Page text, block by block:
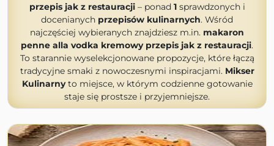
przepis jak z restauracji– ponad 1sprawdzonych i
docenianych przepisów kulinarnych. Wśród
najczęściej wybieranych znajdziesz m.in. makaron
penne alla vodka kremowy przepis jak z restauracji.
To starannie wyselekcjonowane propozycje, które łączą
tradycyjne smaki z nowoczesnymi inspiracjami. Mikser
Kulinarnyto miejsce, w którym codzienne gotowanie
staje się prostsze i przyjemniejsze.